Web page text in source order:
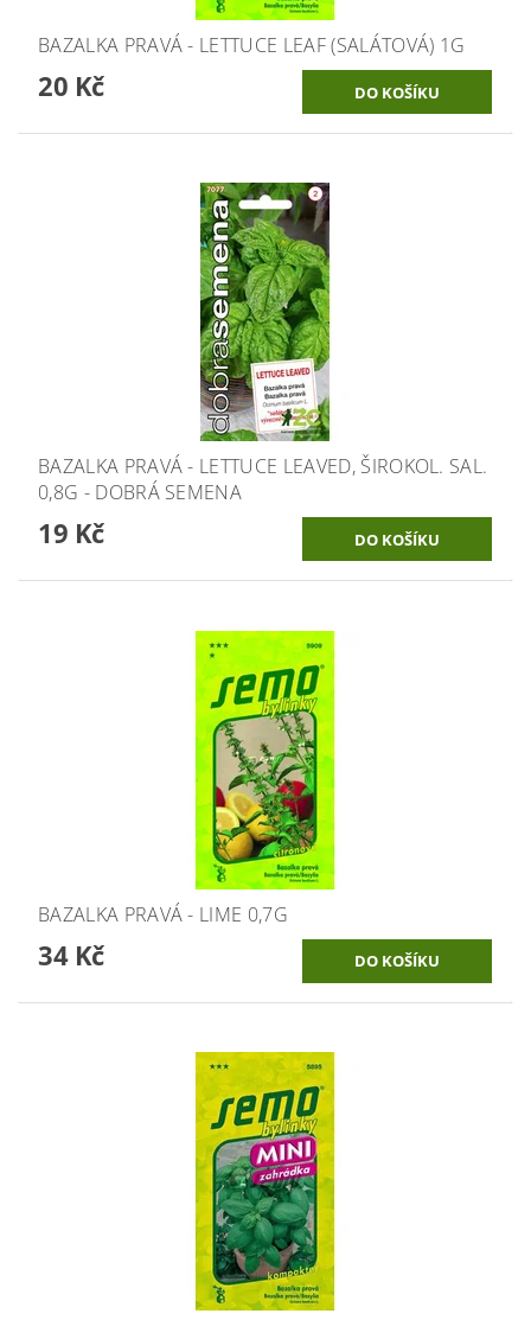
BAZALKA PRAVÁ - LETTUCE LEAF (SALÁTOVÁ) 1G
20 Kč
BAZALKA PRAVÁ - LETTUCE LEAVED, ŠIROKOL. SAL.
0,8G - DOBRÁ SEMENA
19 Kč
BAZALKA PRAVÁ - LIME 0,7G
34 Kč